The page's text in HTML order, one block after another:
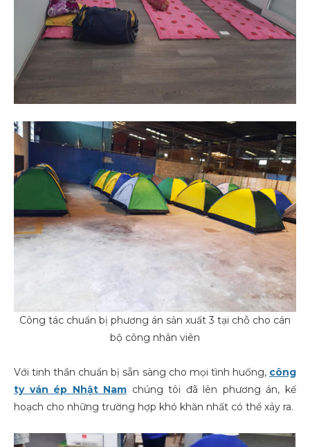
Công tác chuẩn bị phương án sản xuất 3 tại chỗ cho cán
bộ công nhân viên
Với tinh thần chuẩn bị sẵn sàng cho mọi tình huống, công
ty ván ép Nhật Nam chúng tôi đã lên phương án, kế
hoạch cho những trường hợp khó khăn nhất có thể xảy ra.